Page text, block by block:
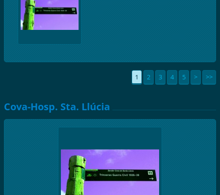
1 2 3 4 5 > >>
Cova-Hosp. Sta. Llúcia